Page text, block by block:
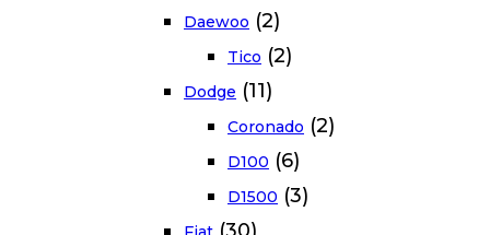
Daewoo (2)
Tico (2)
Dodge (11)
Coronado (2)
D100 (6)
D1500 (3)